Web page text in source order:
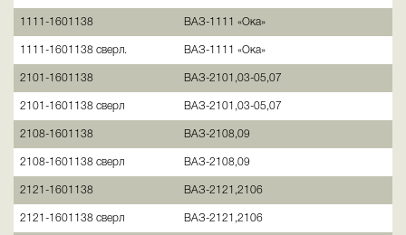
1111-1601138 ВАЗ-1111 «Ока»
1111-1601138 сверл. ВАЗ-1111 «Ока»
2101-1601138 ВАЗ-2101,03-05,07
2101-1601138 сверл ВАЗ-2101,03-05,07
2108-1601138 ВАЗ-2108,09
2108-1601138 сверл ВАЗ-2108,09
2121-1601138 ВАЗ-2121,2106
2121-1601138 сверл ВАЗ-2121,2106